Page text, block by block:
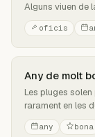
Alguns viuen de
oficis
Any de molt
Les pluges
rarament en les
any bona